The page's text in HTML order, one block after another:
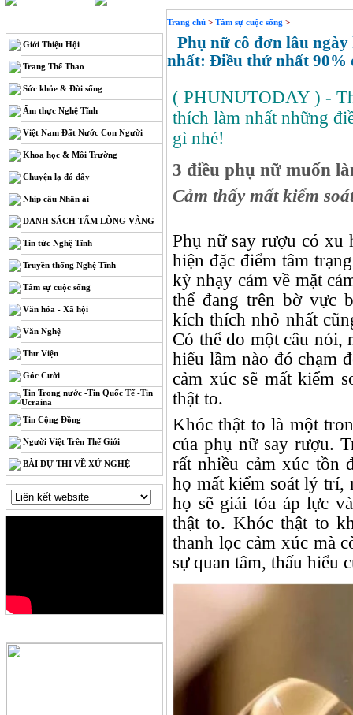
Giới Thiệu Hội
Trang Thể Thao
Sức khỏe & Đời sống
Ẩm thực Nghệ Tĩnh
Việt Nam Đất Nước Con Người
Khoa học & Môi Trường
Chuyện lạ đó đây
Nhịp cầu Nhân ái
DANH SÁCH TẤM LÒNG VÀNG
Tin tức Nghệ Tĩnh
Truyền thống Nghệ Tĩnh
Tâm sự cuộc sống
Văn hóa - Xã hội
Văn Nghệ
Thư Viện
Góc Cười
Tin Trong nước -Tin Quốc Tế -Tin
Ucraina
Tin Cộng Đồng
Người Việt Trên Thế Giới
BÀI DỰ THI VỀ XỨ NGHỆ
Trang chủ > Tâm sự cuộc sống >
Phụ nữ cô đơn lâu
nhất: Điều thứ nhất 90%
( PHUNUTODAY ) -
thích làm nhất những
gì nhé!
3 điều phụ nữ muốn
Cảm thấy mất kiểm
Phụ nữ say rượu có xu
hiện đặc điểm tâm
kỳ nhạy cảm về mặt
thể đang trên bờ vực
kích thích nhỏ nhất
Có thể do một câu nói,
hiểu lầm nào đó chạm
cảm xúc sẽ mất kiểm
thật to.
Khóc thật to là một
của phụ nữ say rượu.
rất nhiều cảm xúc tồn
họ mất kiểm soát lý trí,
họ sẽ giải tỏa áp lực
thật to. Khóc thật to
thanh lọc cảm xúc mà
sự quan tâm, thấu hiểu